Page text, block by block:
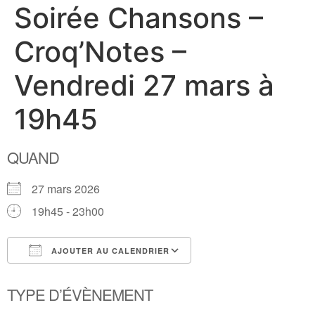
Soirée Chansons –
Croq’Notes –
Vendredi 27 mars à
19h45
QUAND
27 mars 2026
19h45 - 23h00
AJOUTER AU CALENDRIER
TYPE D’ÉVÈNEMENT